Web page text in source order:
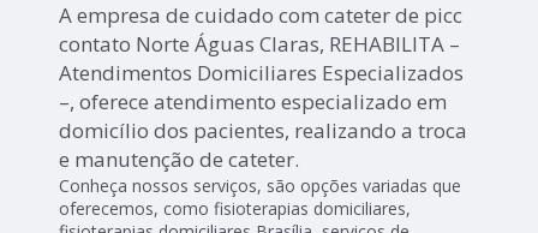
A empresa de cuidado com cateter de picc
contato Norte Águas Claras, REHABILITA –
Atendimentos Domiciliares Especializados
–, oferece atendimento especializado em
domicílio dos pacientes, realizando a troca
e manutenção de cateter.
Conheça nossos serviços, são opções variadas que
oferecemos, como fisioterapias domiciliares,